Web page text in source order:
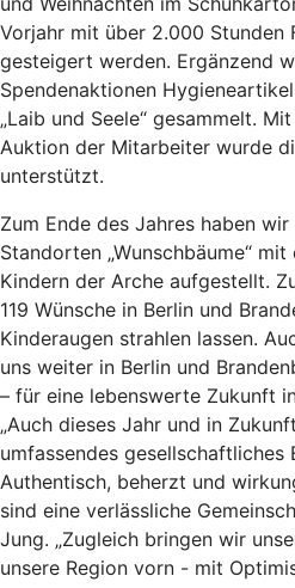
Vorjahr mit über 2.000 Stunden
gesteigert werden. Ergänzend
Spendenaktionen
„Laib und Seele“ gesammelt.
Auktion der Mitarbeiter wurde
unterstützt.
Zum Ende des Jahres haben
Standorten „Wunschbäume“
Kindern der Arche aufgestellt.
119 Wünsche in Berlin und
Kinderaugen strahlen lassen.
uns weiter in Berlin und
– für eine lebenswerte Zukunft
„Auch dieses Jahr und in
umfassendes gesellschaftliches
Authentisch, beherzt und
sind eine verlässliche
Jung. „Zugleich bringen wir
unsere Region vorn - mit